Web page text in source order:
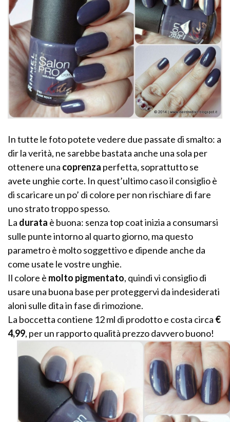
In tutte le foto potete vedere due passate di smalto: a
dir la verità, ne sarebbe bastata anche una sola per
ottenere una coprenza perfetta, soprattutto se
avete unghie corte. In quest’ultimo caso il consiglio è
di scaricare un po’ di colore per non rischiare di fare
uno strato troppo spesso.
La durata è buona: senza top coat inizia a consumarsi
sulle punte intorno al quarto giorno, ma questo
parametro è molto soggettivo e dipende anche da
come usate le vostre unghie.
Il colore è molto pigmentato, quindi vi consiglio di
usare una buona base per proteggervi da indesiderati
aloni sulle dita in fase di rimozione.
La boccetta contiene 12 ml di prodotto e costa circa €
4,99, per un rapporto qualità prezzo davvero buono!